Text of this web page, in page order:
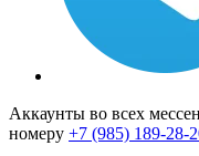
Аккаунты во всех
номеру +7 (985) 189-28-